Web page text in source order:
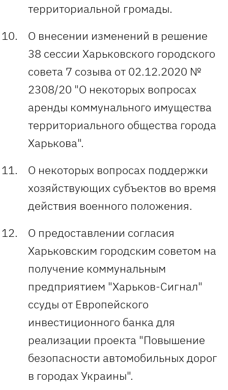
территориальной громады.
О внесении изменений в решение
38 сессии Харьковского городского
совета 7 созыва от 02.12.2020 №
2308/20 "О некоторых вопросах
аренды коммунального имущества
территориального общества города
Харькова".
О некоторых вопросах поддержки
хозяйствующих субъектов во время
действия военного положения.
О предоставлении согласия
Харьковским городским советом на
получение коммунальным
предприятием "Харьков-Сигнал"
ссуды от Европейского
инвестиционного банка для
реализации проекта "Повышение
безопасности автомобильных дорог
в городах Украины".